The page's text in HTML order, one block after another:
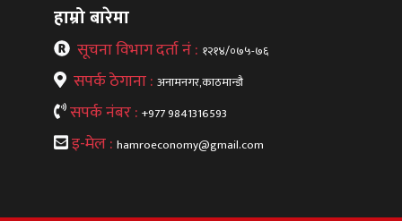
हाम्रो बारेमा
सूचना विभाग दर्ता नं : १२१४/०७५-७६
सपर्क ठेगाना : अनामनगर,काठमान्डौ
सपर्क नंबर : +977 9841316593
इ-मेल : hamroeconomy@gmail.com